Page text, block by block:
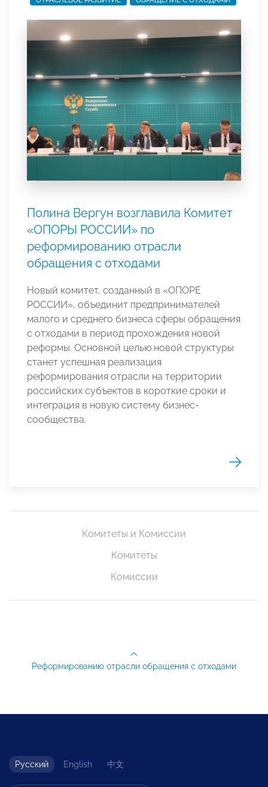
Полина Вергун возглавила Комитет
«ОПОРЫ РОССИИ» по
реформированию отрасли
обращения с отходами
Новый комитет, созданный в «ОПОРЕ
РОССИИ», объединит предпринимателей
малого и среднего бизнеса сферы обращения
с отходами в период прохождения новой
реформы. Основной целью новой структуры
станет успешная реализация
реформирования отрасли на территории
российских субъектов в короткие сроки и
интеграция в новую систему бизнес-
сообщества.
Комитеты и Комиссии
Комитеты
Комиссии
Реформированию отрасли обращения с отходами
Русский English 中文